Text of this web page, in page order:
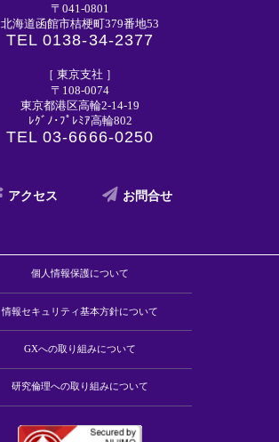
〒041-0801
北海道函館市桔梗町379番地53
TEL 0138-34-2377
［ 東京支社 ］
〒108-0074
東京都港区高輪2-14-19
ﾚｸﾞﾉ･ﾌﾟﾚﾐｱ高輪802
TEL 03-6666-0250
アクセス お問合せ
個人情報保護について
情報セキュリティ基本方針について
GXへの取り組みについて
研究倫理への取り組みについて